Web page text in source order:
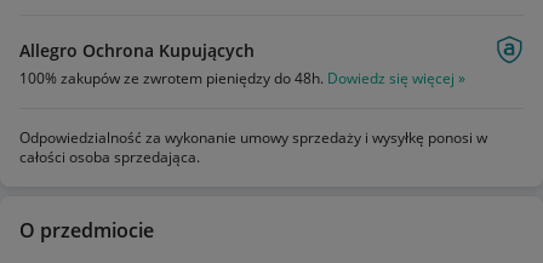
Allegro Ochrona Kupujących
100% zakupów ze zwrotem pieniędzy do 48h. Dowiedz się więcej »
Odpowiedzialność za wykonanie umowy sprzedaży i wysyłkę ponosi w
całości osoba sprzedająca.
O przedmiocie